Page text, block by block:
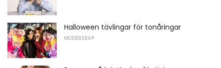
Halloween tävlingar för tonåringar
MODERSKAP